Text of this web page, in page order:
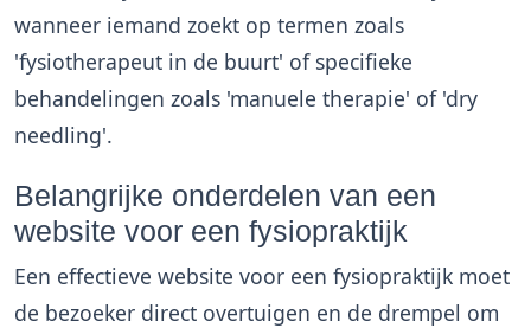
wanneer iemand zoekt op termen zoals
'fysiotherapeut in de buurt' of specifieke
behandelingen zoals 'manuele therapie' of 'dry
needling'.
Belangrijke onderdelen van een
website voor een fysiopraktijk
Een effectieve website voor een fysiopraktijk moet
de bezoeker direct overtuigen en de drempel om